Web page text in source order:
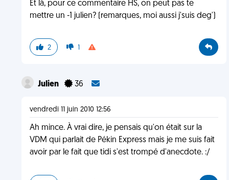
Et là, pour ce commentaire HS, on peut pas te
mettre un -1 julien? (remarques, moi aussi j'suis deg')
2 1
Julien 36
vendredi 11 juin 2010 12:56
Ah mince. À vrai dire, je pensais qu'on était sur la
VDM qui parlait de Pékin Express mais je me suis fait
avoir par le fait que tidi s'est trompé d'anecdote. :/